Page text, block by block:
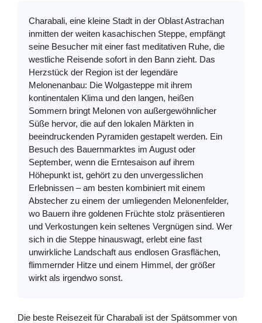
Charabali, eine kleine Stadt in der Oblast Astrachan
inmitten der weiten kasachischen Steppe, empfängt
seine Besucher mit einer fast meditativen Ruhe, die
westliche Reisende sofort in den Bann zieht. Das
Herzstück der Region ist der legendäre
Melonenanbau: Die Wolgasteppe mit ihrem
kontinentalen Klima und den langen, heißen
Sommern bringt Melonen von außergewöhnlicher
Süße hervor, die auf den lokalen Märkten in
beeindruckenden Pyramiden gestapelt werden. Ein
Besuch des Bauernmarktes im August oder
September, wenn die Erntesaison auf ihrem
Höhepunkt ist, gehört zu den unvergesslichen
Erlebnissen – am besten kombiniert mit einem
Abstecher zu einem der umliegenden Melonenfelder,
wo Bauern ihre goldenen Früchte stolz präsentieren
und Verkostungen kein seltenes Vergnügen sind. Wer
sich in die Steppe hinauswagt, erlebt eine fast
unwirkliche Landschaft aus endlosen Grasflächen,
flimmernder Hitze und einem Himmel, der größer
wirkt als irgendwo sonst.
Die beste Reisezeit für Charabali ist der Spätsommer von